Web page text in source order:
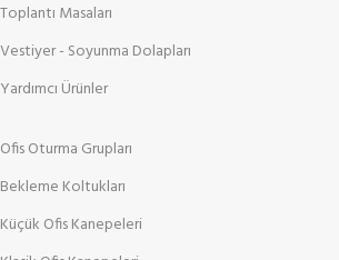
Toplantı Masaları
Vestiyer - Soyunma Dolapları
Yardımcı Ürünler
Ofis Oturma Grupları
Bekleme Koltukları
Küçük Ofis Kanepeleri